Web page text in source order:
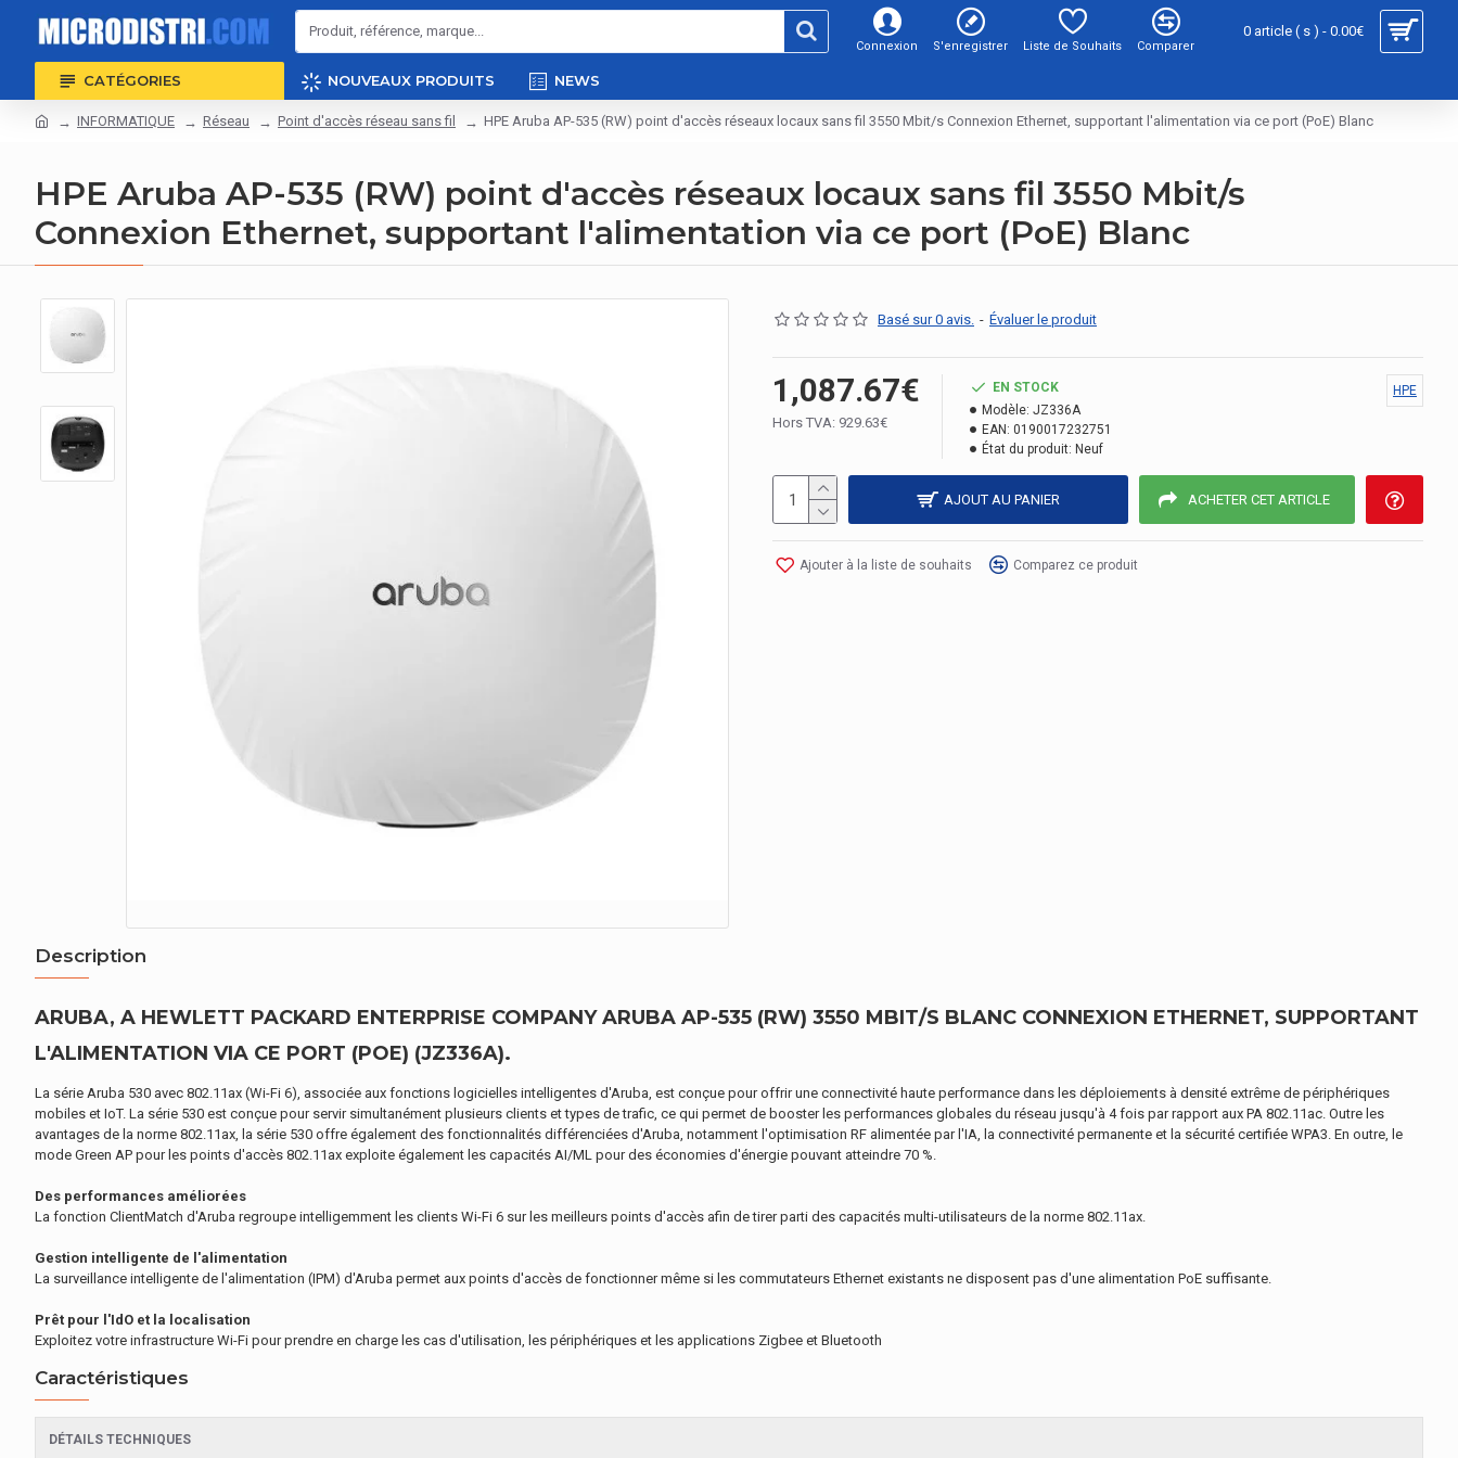
Connexion S'enregistrer Liste de Souhaits Comparer
0 article ( s ) - 0.00€
CATÉGORIES NOUVEAUX PRODUITS NEWS
INFORMATIQUE Réseau Point d'accès réseau sans fil HPE Aruba AP-535 (RW) point d'accès réseaux locaux sans fil 3550 Mbit/s Connexion Ethernet, supportant l'alimentation via ce port (PoE) Blanc
HPE Aruba AP-535 (RW) point d'accès réseaux locaux sans fil 3550 Mbit/s
Connexion Ethernet, supportant l'alimentation via ce port (PoE) Blanc
Basé sur 0 avis. - Évaluer le produit
1,087.67€
Hors TVA: 929.63€
EN STOCK
Modèle: JZ336A
EAN: 0190017232751
État du produit: Neuf
HPE
AJOUT AU PANIER ACHETER CET ARTICLE
Ajouter à la liste de souhaits Comparez ce produit
Description
ARUBA, A HEWLETT PACKARD ENTERPRISE COMPANY ARUBA AP-535 (RW) 3550 MBIT/S BLANC CONNEXION ETHERNET, SUPPORTANT
L'ALIMENTATION VIA CE PORT (POE) (JZ336A).
La série Aruba 530 avec 802.11ax (Wi-Fi 6), associée aux fonctions logicielles intelligentes d'Aruba, est conçue pour offrir une connectivité haute performance dans les déploiements à densité extrême de périphériques
mobiles et IoT. La série 530 est conçue pour servir simultanément plusieurs clients et types de trafic, ce qui permet de booster les performances globales du réseau jusqu'à 4 fois par rapport aux PA 802.11ac. Outre les
avantages de la norme 802.11ax, la série 530 offre également des fonctionnalités différenciées d'Aruba, notamment l'optimisation RF alimentée par l'IA, la connectivité permanente et la sécurité certifiée WPA3. En outre, le
mode Green AP pour les points d'accès 802.11ax exploite également les capacités AI/ML pour des économies d'énergie pouvant atteindre 70 %.
Des performances améliorées
La fonction ClientMatch d'Aruba regroupe intelligemment les clients Wi-Fi 6 sur les meilleurs points d'accès afin de tirer parti des capacités multi-utilisateurs de la norme 802.11ax.
Gestion intelligente de l'alimentation
La surveillance intelligente de l'alimentation (IPM) d'Aruba permet aux points d'accès de fonctionner même si les commutateurs Ethernet existants ne disposent pas d'une alimentation PoE suffisante.
Prêt pour l'IdO et la localisation
Exploitez votre infrastructure Wi-Fi pour prendre en charge les cas d'utilisation, les périphériques et les applications Zigbee et Bluetooth
Caractéristiques
DÉTAILS TECHNIQUES